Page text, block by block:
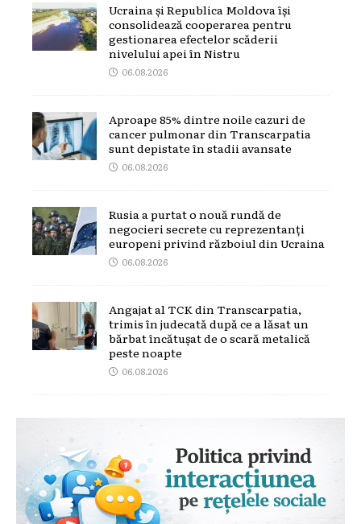
Ucraina și Republica Moldova își
consolidează cooperarea pentru
gestionarea efectelor scăderii
nivelului apei în Nistru
06.08.2026
Aproape 85% dintre noile cazuri de
cancer pulmonar din Transcarpatia
sunt depistate în stadii avansate
06.08.2026
Rusia a purtat o nouă rundă de
negocieri secrete cu reprezentanți
europeni privind războiul din Ucraina
06.08.2026
Angajat al TCK din Transcarpatia,
trimis în judecată după ce a lăsat un
bărbat încătușat de o scară metalică
peste noapte
06.08.2026